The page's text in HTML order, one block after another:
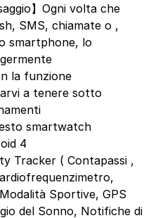
】Ogni volta che
SMS, chiamate o ,
smartphone, lo
la funzione
a tenere sotto
smartwatch
4
Tracker ( Contapassi ,
Sportive, GPS
del Sonno, Notifiche di